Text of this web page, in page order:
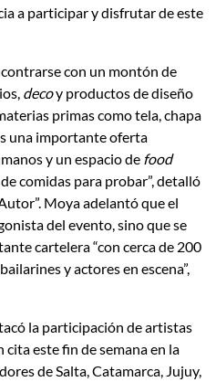
a participar y disfrutar de este
con un montón de
decoy productos de diseño
primas como tela, chapa
una importante oferta
y un espacio de food
comidas para probar”, detalló
Moya adelantó que el
del evento, sino que se
cartelera “con cerca de 200
y actores en escena”,
la participación de artistas
este fin de semana en la
de Salta, Catamarca, Jujuy,